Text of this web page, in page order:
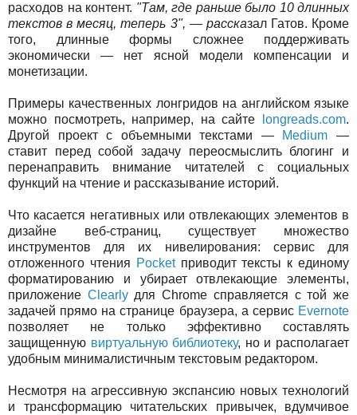
расходов на контент. "Там, где раньше было 10 длинных
текстов в месяц, теперь 3", — рассказал Гатов. Кроме
того, длинные формы сложнее поддерживать
экономически — нет ясной модели компенсации и
монетизации.
Примеры качественных лонгридов на английском языке
можно посмотреть, например, на сайте
longreads.com.
Другой проект с объемными текстами — Medium —
ставит перед собой задачу переосмыслить блогинг и
перенаправить внимание читателей с социальных
функций на чтение и рассказывание историй.
Что касается негативных или отвлекающих элементов в
дизайне веб-страниц, существует множество
инструментов для их нивелирования: сервис для
отложенного чтения Pocketприводит тексты к единому
форматированию и убирает отвлекающие элементы,
приложение Clearlyдля Chrome справляется с той же
задачей прямо на странице браузера, а сервис Evernote
позволяет не только эффективно составлять
защищенную виртуальную библиотеку, но и располагает
удобным минималистичным текстовым редактором.
Несмотря на агрессивную экспансию новых технологий
и трансформацию читательских привычек, вдумчивое